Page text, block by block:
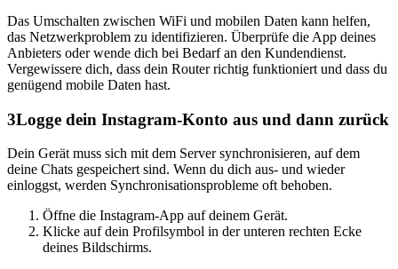
Das Umschalten zwischen WiFi und mobilen Daten kann helfen,
das Netzwerkproblem zu identifizieren. Überprüfe die App deines
Anbieters oder wende dich bei Bedarf an den Kundendienst.
Vergewissere dich, dass dein Router richtig funktioniert und dass du
genügend mobile Daten hast.
3Logge dein Instagram-Konto aus und dann zurück
Dein Gerät muss sich mit dem Server synchronisieren, auf dem
deine Chats gespeichert sind. Wenn du dich aus- und wieder
einloggst, werden Synchronisationsprobleme oft behoben.
Öffne die Instagram-App auf deinem Gerät.
Klicke auf dein Profilsymbol in der unteren rechten Ecke
deines Bildschirms.